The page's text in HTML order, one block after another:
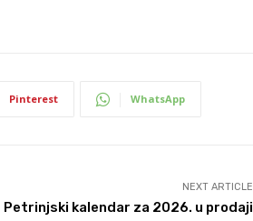
Pinterest WhatsApp
NEXT ARTICLE
Petrinjski kalendar za 2026. u prodaji